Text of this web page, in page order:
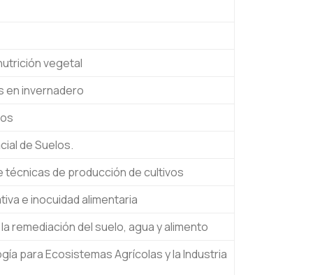
vegetal
en invernadero
de Suelos.
técnicas de producción de cultivos
e inocuidad alimentaria
remediación del suelo, agua y alimento
para Ecosistemas Agrícolas y la Industria